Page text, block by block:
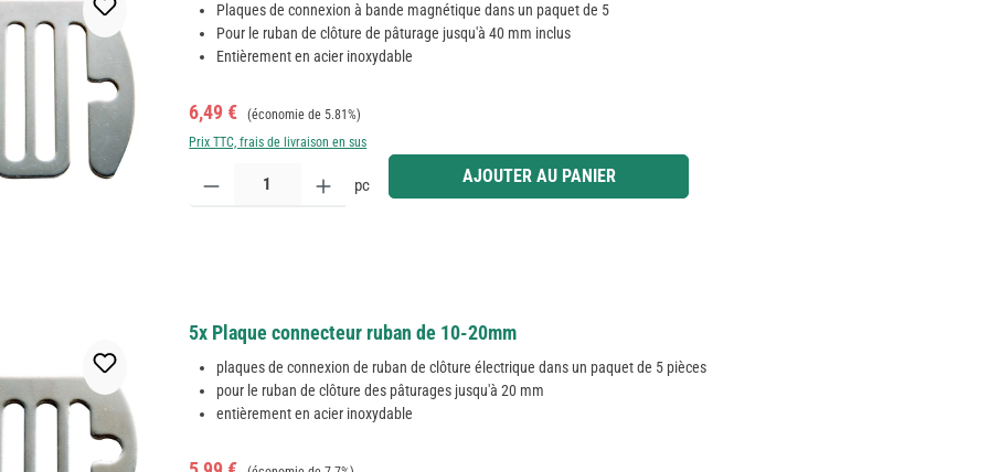
Plaques de connexion à bande magnétique dans un paquet de 5
Pour le ruban de clôture de pâturage jusqu'à 40 mm inclus
Entièrement en acier inoxydable
Prix de vente :
6,49 € Prix régulier :
(économie de 5.81%)
Prix TTC, frais de livraison en sus
Quantité de produit : Entrez la quantité souhaitée ou utilisez les boutons pour augmenter ou diminuer la quantité.
pc AJOUTER AU PANIER
5x Plaque connecteur ruban de 10-20mm
plaques de connexion de ruban de clôture électrique dans un paquet de 5 pièces
pour le ruban de clôture des pâturages jusqu'à 20 mm
entièrement en acier inoxydable
Prix régulier :